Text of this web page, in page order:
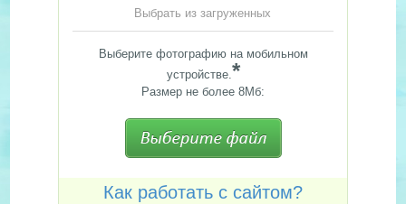
Выбрать из загруженных
Выберите фотографию на мобильном
устройстве.*
Размер не более 8Мб:
Как работать с сайтом?